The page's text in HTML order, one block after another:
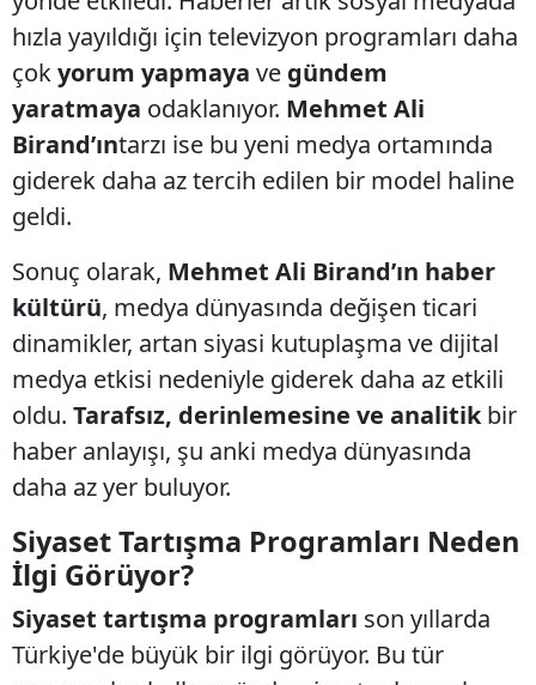
hızla yayıldığı için televizyon programları daha
çokyorum yapmaya ve gündem
yaratmaya odaklanıyor. Mehmet Ali
Birand’ıntarzı ise bu yeni medya ortamında
giderek daha az tercih edilen bir model haline
geldi.
Sonuç olarak, Mehmet Ali Birand’ın haber
kültürü, medya dünyasında değişen ticari
dinamikler, artan siyasi kutuplaşma ve dijital
medya etkisi nedeniyle giderek daha az etkili
oldu. Tarafsız, derinlemesine ve analitikbir
haber anlayışı, şu anki medya dünyasında
daha az yer buluyor.
Siyaset Tartışma Programları Neden
İlgi Görüyor?
Siyaset tartışma programları son yıllarda
Türkiye'de büyük bir ilgi görüyor. Bu tür